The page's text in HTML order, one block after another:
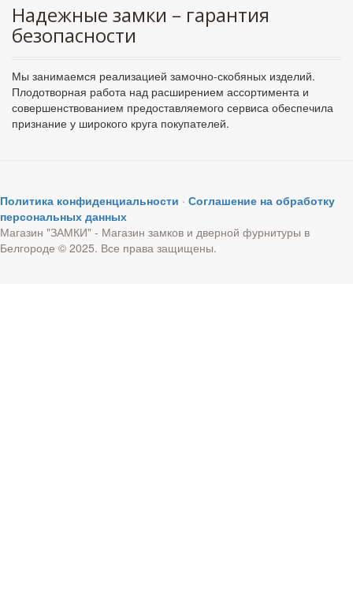
Надежные замки – гарантия
безопасности
Мы занимаемся реализацией замочно-скобяных изделий.
Плодотворная работа над расширением ассортимента и
совершенствованием предоставляемого сервиса обеспечила
признание у широкого круга покупателей.
Политика конфиденциальности · Соглашение на обработку
персональных данных
Магазин "ЗАМКИ" - Магазин замков и дверной фурнитуры в
Белгороде © 2025. Все права защищены.